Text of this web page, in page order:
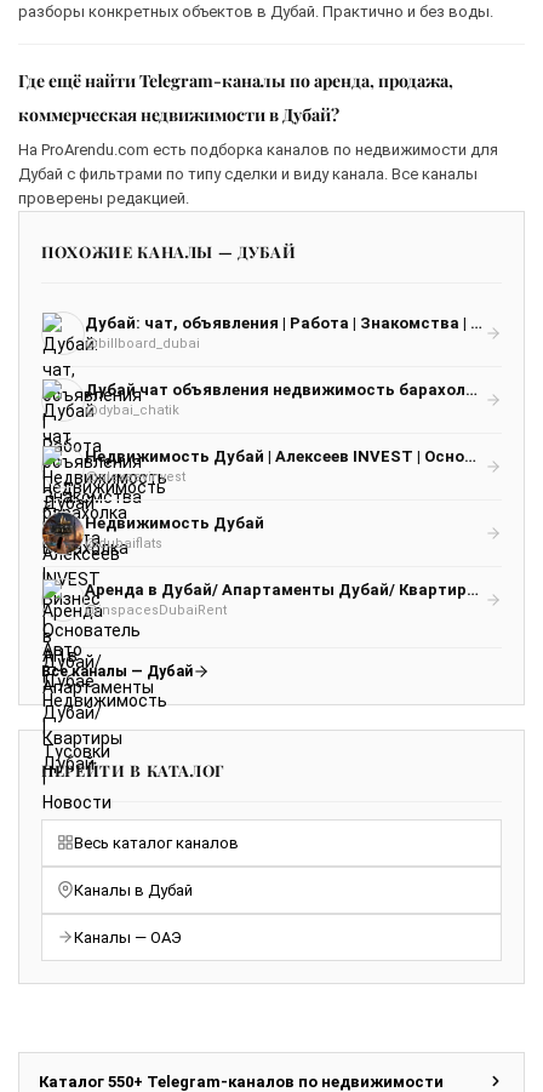
разборы конкретных объектов в Дубай. Практично и без воды.
Где ещё найти Telegram-каналы по аренда, продажа,
коммерческая недвижимости в Дубай?
На ProArendu.com есть подборка каналов по недвижимости для
Дубай с фильтрами по типу сделки и виду канала. Все каналы
проверены редакцией.
ПОХОЖИЕ КАНАЛЫ — ДУБАЙ
Дубай: чат, объявления | Работа | Знакомства | Барахолка | Бизнес | Авто | Недвижимость | Тусовки | Новости | Услуги
@billboard_dubai
Дубай чат объявления недвижимость барахолка работа
@dybai_chatik
Недвижимость Дубай | Алексеев INVEST | Основатель АН в Дубае
@alexeevinvest
Недвижимость Дубай
@dubaiflats
Аренда в Дубай/ Апартаменты Дубай/ Квартиры Дубай
@inspacesDubaiRent
Все каналы — Дубай
ПЕРЕЙТИ В КАТАЛОГ
Весь каталог каналов
Каналы в Дубай
Каналы — ОАЭ
Каталог 550+ Telegram-каналов по недвижимости